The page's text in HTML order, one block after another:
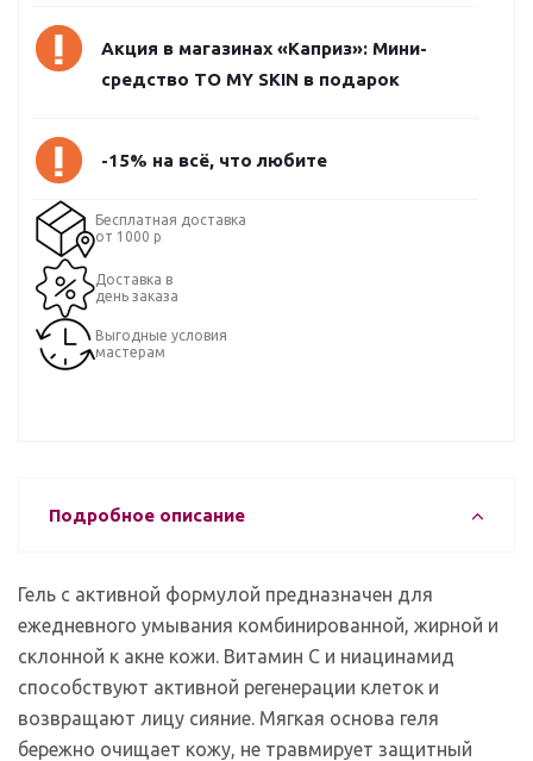
Акция в магазинах «Каприз»: Мини-
средство TO MY SKIN в подарок
-15% на всё, что любите
Бесплатная доставка
от 1000 р
Доставка в
день заказа
Выгодные условия
мастерам
Подробное описание
Гель с активной формулой предназначен для
ежедневного умывания комбинированной, жирной и
склонной к акне кожи. Витамин С и ниацинамид
способствуют активной регенерации клеток и
возвращают лицу сияние. Мягкая основа геля
бережно очищает кожу, не травмирует защитный